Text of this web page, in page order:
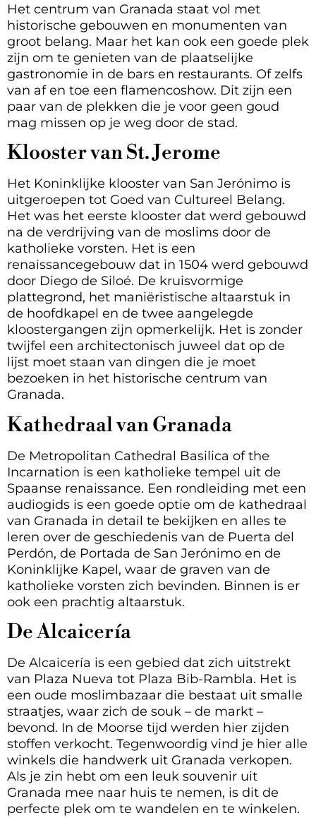
Het centrum van Granada staat vol met
historische gebouwen en monumenten van
groot belang. Maar het kan ook een goede plek
zijn om te genieten van de plaatselijke
gastronomie in de bars en restaurants. Of zelfs
van af en toe een flamencoshow. Dit zijn een
paar van de plekken die je voor geen goud
mag missen op je weg door de stad.
Klooster van St. Jerome
Het Koninklijke klooster van San Jerónimo is
uitgeroepen tot Goed van Cultureel Belang.
Het was het eerste klooster dat werd gebouwd
na de verdrijving van de moslims door de
katholieke vorsten. Het is een
renaissancegebouw dat in 1504 werd gebouwd
door Diego de Siloé. De kruisvormige
plattegrond, het maniëristische altaarstuk in
de hoofdkapel en de twee aangelegde
kloostergangen zijn opmerkelijk. Het is zonder
twijfel een architectonisch juweel dat op de
lijst moet staan van dingen die je moet
bezoeken in het historische centrum van
Granada.
Kathedraal van Granada
De Metropolitan Cathedral Basilica of the
Incarnation is een katholieke tempel uit de
Spaanse renaissance. Een rondleiding met een
audiogids is een goede optie om de kathedraal
van Granada in detail te bekijken en alles te
leren over de geschiedenis van de Puerta del
Perdón, de Portada de San Jerónimo en de
Koninklijke Kapel, waar de graven van de
katholieke vorsten zich bevinden. Binnen is er
ook een prachtig altaarstuk.
De Alcaicería
De Alcaicería is een gebied dat zich uitstrekt
van Plaza Nueva tot Plaza Bib-Rambla. Het is
een oude moslimbazaar die bestaat uit smalle
straatjes, waar zich de souk – de markt –
bevond. In de Moorse tijd werden hier zijden
stoffen verkocht. Tegenwoordig vind je hier alle
winkels die handwerk uit Granada verkopen.
Als je zin hebt om een leuk souvenir uit
Granada mee naar huis te nemen, is dit de
perfecte plek om te wandelen en te winkelen.